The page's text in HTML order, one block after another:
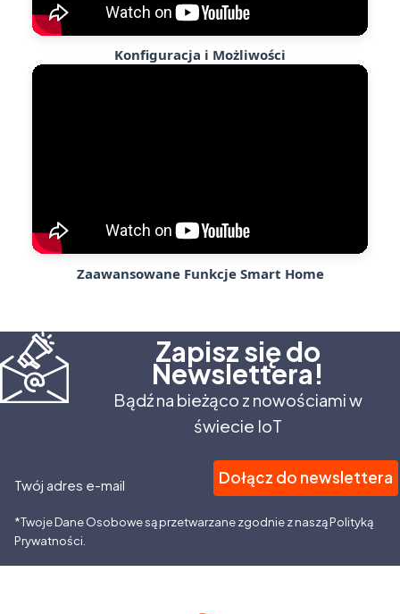
Konfiguracja i Możliwości
Zaawansowane Funkcje Smart Home
Zapisz się do
Newslettera!
Bądź na bieżąco z nowościami w
świecie IoT
Twój adres e-mail Dołącz do newslettera
*Twoje Dane Osobowe są przetwarzane zgodnie z naszą Polityką
Prywatności.